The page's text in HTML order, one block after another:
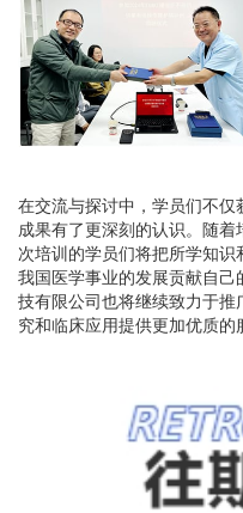
在交流与探讨中，学员们不仅
成果有了更深刻的认识。随
次培训的学员们将把所学知
我国医学事业的发展贡献自
技有限公司也将继续致力于
究和临床应用提供更加优质的